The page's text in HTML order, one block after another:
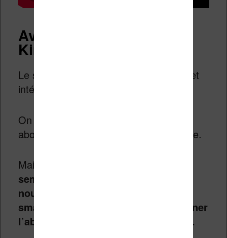
Avis sur le smartphone
Kingrow K1
Le smartphone semble plutôt bien fini et
intéressant.
On note que le prix le rend assez
abordable pour un smartphone de niche.
Mais, il y a un gros inconvénient :
semble très difficile d’installer de
nouvelles applications sur ce
smartphone. On peut aussi mentionner
l’absence assez étonnante de GPS…